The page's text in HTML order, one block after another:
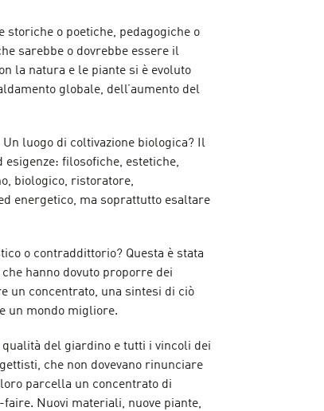
storiche o poetiche, pedagogiche o
sarebbe o dovrebbe essere il
la natura e le piante si è evoluto
globale, dell’aumento del
luogo di coltivazione biologica? Il
filosofiche, estetiche,
biologico, ristoratore,
energetico, ma soprattutto esaltare
o contraddittorio? Questa è stata
hanno dovuto proporre dei
un concentrato, una sintesi di ciò
un mondo migliore.
del giardino e tutti i vincoli dei
che non dovevano rinunciare
parcella un concentrato di
faire. Nuovi materiali, nuove piante,